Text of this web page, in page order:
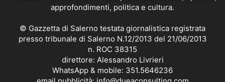
approfondimenti, politica e cultura.
© Gazzetta di Salerno testata giornalistica registrata
presso tribunale di Salerno N.12/2013 del 21/06/2013
n. ROC 38315
direttore: Alessandro Livrieri
WhatsApp & mobile: 351.5646236